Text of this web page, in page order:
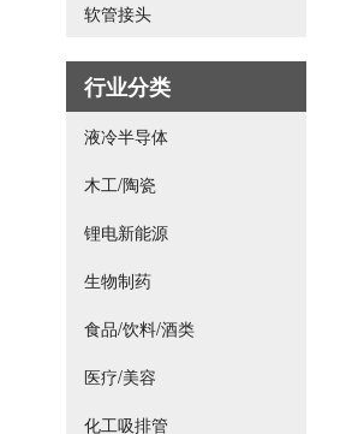
软管接头
行业分类
液冷半导体
木工/陶瓷
锂电新能源
生物制药
食品/饮料/酒类
医疗/美容
化工吸排管